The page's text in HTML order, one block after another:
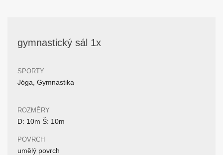
gymnastický sál 1x
SPORTY
Jóga, Gymnastika
ROZMĚRY
D: 10m Š: 10m
POVRCH
umělý povrch